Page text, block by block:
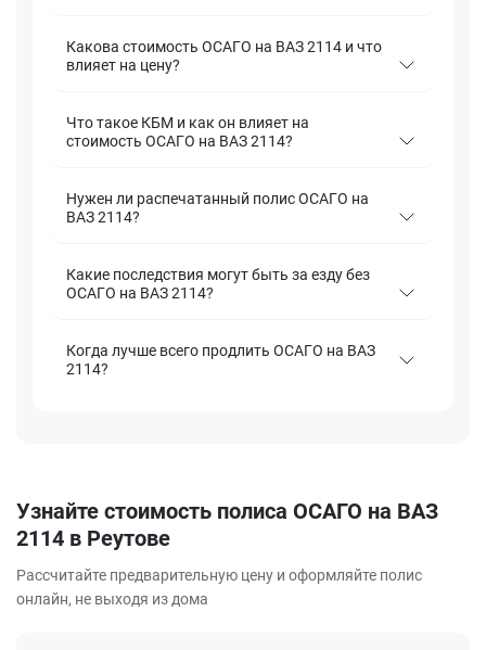
Какова стоимость ОСАГО на ВАЗ 2114 и что
влияет на цену?
Что такое КБМ и как он влияет на
стоимость ОСАГО на ВАЗ 2114?
Нужен ли распечатанный полис ОСАГО на
ВАЗ 2114?
Какие последствия могут быть за езду без
ОСАГО на ВАЗ 2114?
Когда лучше всего продлить ОСАГО на ВАЗ
2114?
Узнайте стоимость полиса ОСАГО на ВАЗ
2114 в Реутове
Рассчитайте предварительную цену и оформляйте полис
онлайн, не выходя из дома